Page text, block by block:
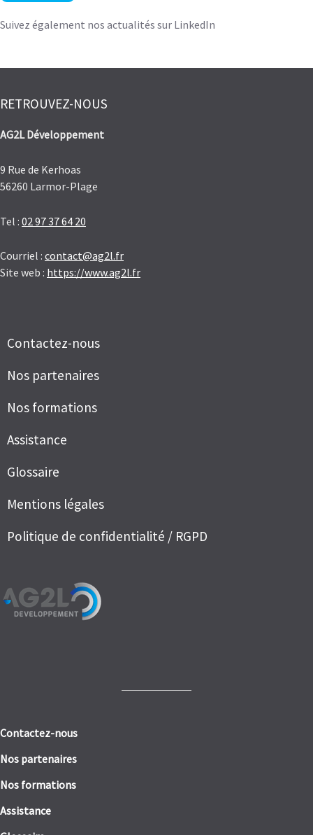
Suivez également nos actualités sur LinkedIn
RETROUVEZ-NOUS
AG2L Développement
9 Rue de Kerhoas
56260 Larmor-Plage
Tel : 02 97 37 64 20
Courriel : contact@ag2l.fr
Site web : https://www.ag2l.fr
Contactez-nous
Nos partenaires
Nos formations
Assistance
Glossaire
Mentions légales
Politique de confidentialité / RGPD
Contactez-nous
Nos partenaires
Nos formations
Assistance